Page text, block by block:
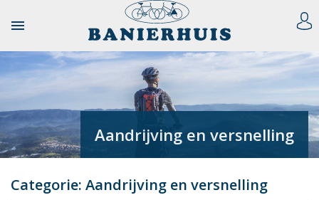

Aandrijving en versnelling
Categorie: Aandrijving en versnelling